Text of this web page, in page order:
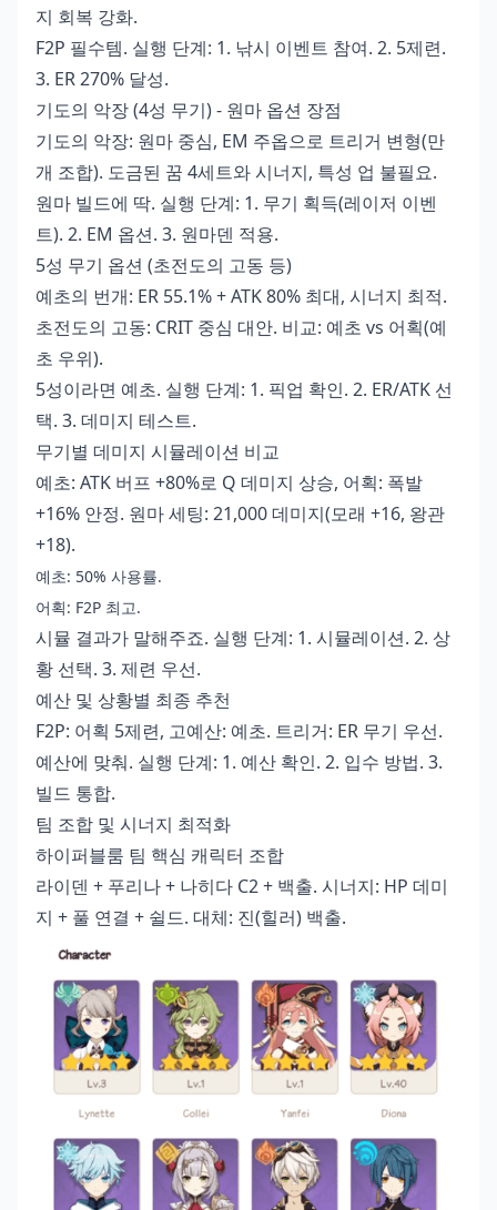
지 회복 강화.
F2P 필수템. 실행 단계: 1. 낚시 이벤트 참여. 2. 5제련.
3. ER 270% 달성.
기도의 악장 (4성 무기) - 원마 옵션 장점
기도의 악장: 원마 중심, EM 주옵으로 트리거 변형(만
개 조합). 도금된 꿈 4세트와 시너지, 특성 업 불필요.
원마 빌드에 딱. 실행 단계: 1. 무기 획득(레이저 이벤
트). 2. EM 옵션. 3. 원마덴 적용.
5성 무기 옵션 (초전도의 고동 등)
예초의 번개: ER 55.1% + ATK 80% 최대, 시너지 최적.
초전도의 고동: CRIT 중심 대안. 비교: 예초 vs 어획(예
초 우위).
5성이라면 예초. 실행 단계: 1. 픽업 확인. 2. ER/ATK 선
택. 3. 데미지 테스트.
무기별 데미지 시뮬레이션 비교
예초: ATK 버프 +80%로 Q 데미지 상승, 어획: 폭발
+16% 안정. 원마 세팅: 21,000 데미지(모래 +16, 왕관
+18).
예초: 50% 사용률.
어획: F2P 최고.
시뮬 결과가 말해주죠. 실행 단계: 1. 시뮬레이션. 2. 상
황 선택. 3. 제련 우선.
예산 및 상황별 최종 추천
F2P: 어획 5제련, 고예산: 예초. 트리거: ER 무기 우선.
예산에 맞춰. 실행 단계: 1. 예산 확인. 2. 입수 방법. 3.
빌드 통합.
팀 조합 및 시너지 최적화
하이퍼블룸 팀 핵심 캐릭터 조합
라이덴 + 푸리나 + 나히다 C2 + 백출. 시너지: HP 데미
지 + 풀 연결 + 쉴드. 대체: 진(힐러) 백출.